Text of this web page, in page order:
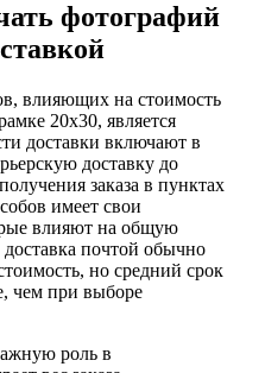
фотографий
влияющих на стоимость
20х30, является
доставки включают в
доставку до
заказа в пунктах
имеет свои
влияют на общую
почтой обычно
но средний срок
чем при выборе
роль в